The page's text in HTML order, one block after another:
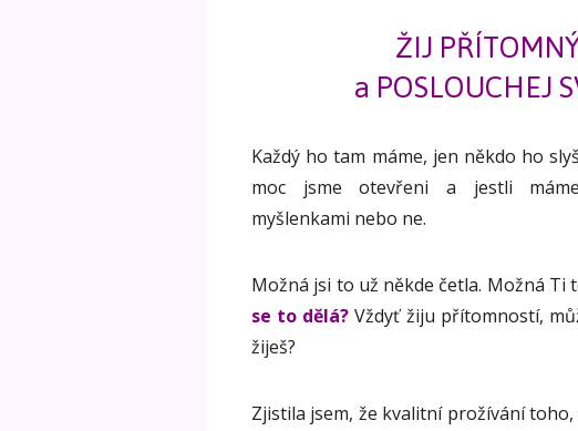
ŽIJ
a POSLOUCHEJ
Každý ho tam máme, jen někdo ho
moc jsme otevřeni a jestli
myšlenkami nebo ne.
Možná jsi to už někde četla. Možná Ti
se to dělá? Vždyť žiju přítomností,
žiješ?
Zjistila jsem, že kvalitní prožívání